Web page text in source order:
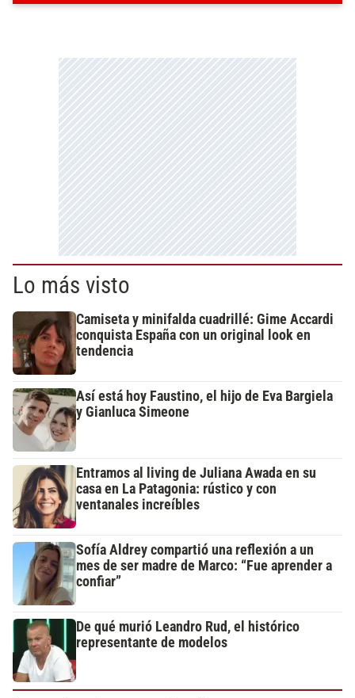
Lo más visto
Camiseta y minifalda cuadrillé: Gime Accardi
conquista España con un original look en
tendencia
Así está hoy Faustino, el hijo de Eva Bargiela
y Gianluca Simeone
Entramos al living de Juliana Awada en su
casa en La Patagonia: rústico y con
ventanales increíbles
Sofía Aldrey compartió una reflexión a un
mes de ser madre de Marco: “Fue aprender a
confiar”
De qué murió Leandro Rud, el histórico
representante de modelos